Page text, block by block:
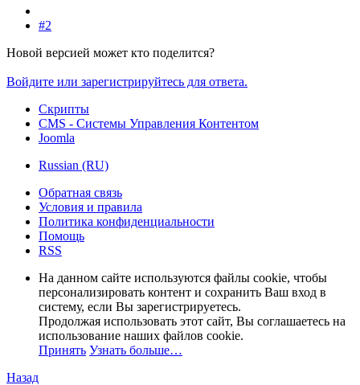
#2
Новой версией может кто поделится?
Войдите или зарегистрируйтесь для ответа.
Скрипты
CMS - Системы Управления Контентом
Joomla
Russian (RU)
Обратная связь
Условия и правила
Политика конфиденциальности
Помощь
RSS
На данном сайте используются файлы cookie, чтобы
персонализировать контент и сохранить Ваш вход в
систему, если Вы зарегистрируетесь.
Продолжая использовать этот сайт, Вы соглашаетесь на
использование наших файлов cookie.
Принять Узнать больше…
Назад